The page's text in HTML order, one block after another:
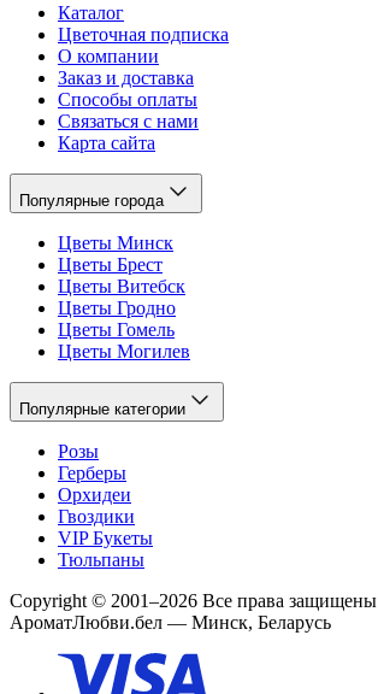
Каталог
Цветочная подписка
О компании
Заказ и доставка
Способы оплаты
Связаться с нами
Карта сайта
Популярные города
Цветы Минск
Цветы Брест
Цветы Витебск
Цветы Гродно
Цветы Гомель
Цветы Могилев
Популярные категории
Розы
Герберы
Орхидеи
Гвоздики
VIP Букеты
Тюльпаны
Copyright © 2001–2026 Все права защищены
АроматЛюбви.бел — Минск, Беларусь